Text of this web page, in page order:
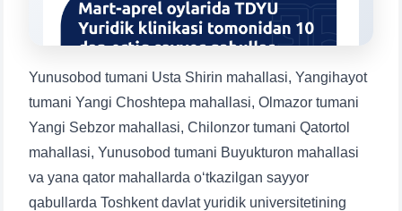
Yunusobod tumani Usta Shirin mahallasi, Yangihayot
tumani Yangi Choshtepa mahallasi, Olmazor tumani
Yangi Sebzor mahallasi, Chilonzor tumani Qatortol
mahallasi, Yunusobod tumani Buyukturon mahallasi
va yana qator mahallarda o‘tkazilgan sayyor
qabullarda Toshkent davlat yuridik universitetining
7. Call-center (4) 8. Bakalavriat kvotasi (3)